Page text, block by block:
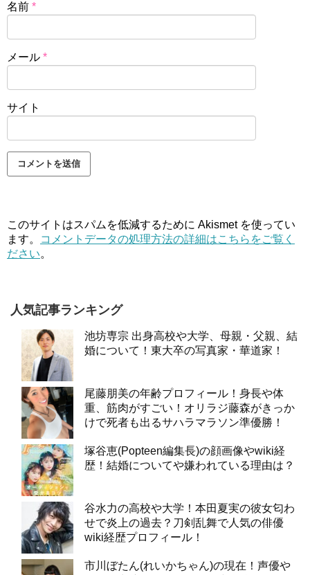
名前 *
メール *
サイト
このサイトはスパムを低減するために Akismet を使ってい
ます。
コメントデータの処理方法の詳細はこちらをご覧く
ださい。
人気記事ランキング
池坊専宗 出身高校や大学、母親・父親、結
婚について！東大卒の写真家・華道家！
尾藤朋美の年齢プロフィール！身長や体
重、筋肉がすごい！オリラジ藤森がきっか
けで死者も出るサハラマラソン準優勝！
塚谷恵(Popteen編集長)の顔画像やwiki経
歴！結婚についてや嫌われている理由は？
谷水力の高校や大学！本田夏実の彼女匂わ
せで炎上の過去？刀剣乱舞で人気の俳優
wiki経歴プロフィール！
市川ぼたん(れいかちゃん)の現在！声優や